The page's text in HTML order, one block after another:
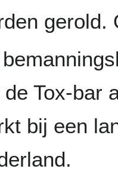
gerold.
de Tox-bar
bij een